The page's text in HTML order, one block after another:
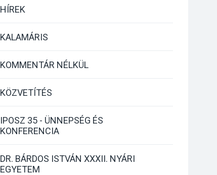
HÍREK
KALAMÁRIS
KOMMENTÁR NÉLKÜL
KÖZVETÍTÉS
IPOSZ 35 - ÜNNEPSÉG ÉS
KONFERENCIA
DR. BÁRDOS ISTVÁN XXXII. NYÁRI
EGYETEM